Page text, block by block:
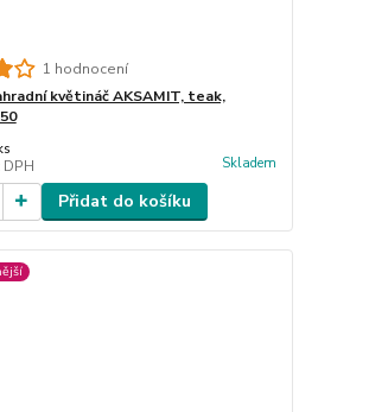
1 hodnocení
květináč AKSAMIT, teak,
Skladem
Přidat do košíku